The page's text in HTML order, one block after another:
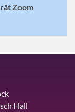
Zoom
Hall